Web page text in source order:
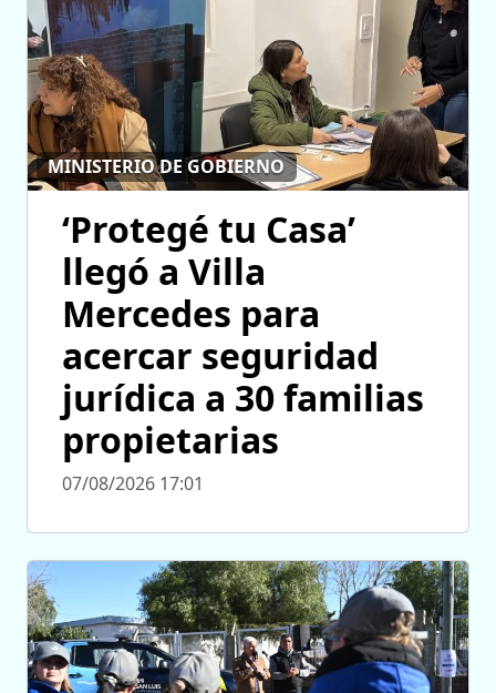
MINISTERIO DE GOBIERNO
‘Protegé tu Casa’
llegó a Villa
Mercedes para
acercar seguridad
jurídica a 30 familias
propietarias
07/08/2026 17:01